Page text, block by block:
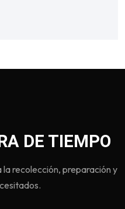
DE TIEMPO
recolección, preparación y